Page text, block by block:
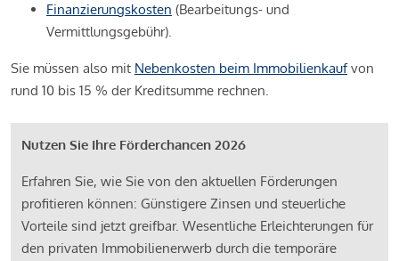
Finanzierungskosten (Bearbeitungs- und
Vermittlungsgebühr).
Sie müssen also mit Nebenkosten beim Immobilienkaufvon
rund 10 bis 15 % der Kreditsumme rechnen.
Nutzen Sie Ihre Förderchancen 2026
Erfahren Sie, wie Sie von den aktuellen Förderungen
profitieren können: Günstigere Zinsen und steuerliche
Vorteile sind jetzt greifbar. Wesentliche Erleichterungen für
den privaten Immobilienerwerb durch die temporäre